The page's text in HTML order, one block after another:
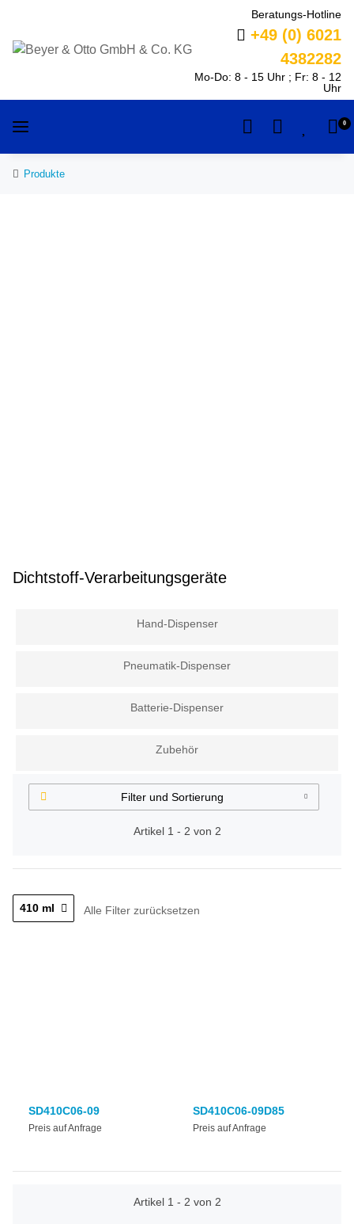
Beratungs-Hotline
+49 (0) 6021
4382282
Mo-Do: 8 - 15 Uhr ; Fr: 8 - 12
Uhr
0
Produkte
Dichtstoff-Verarbeitungsgeräte
Hand-Dispenser
Pneumatik-Dispenser
Batterie-Dispenser
Zubehör
Filter und Sortierung
Artikel 1 - 2 von 2
410 ml Alle Filter zurücksetzen
SD410C06-09
Preis auf Anfrage
SD410C06-09D85
Preis auf Anfrage
Artikel 1 - 2 von 2